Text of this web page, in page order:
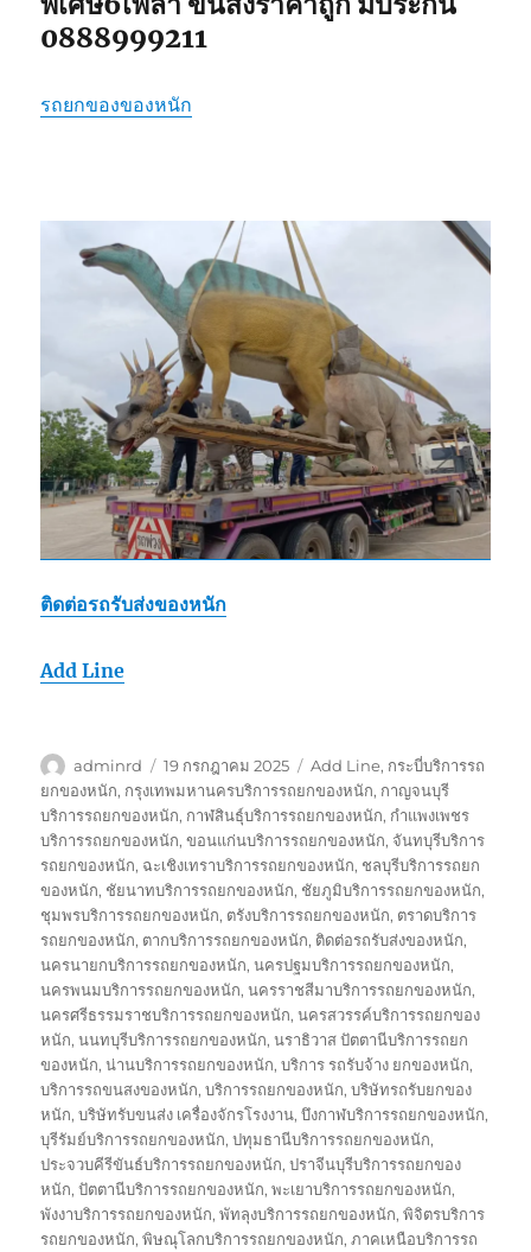
0888999211
รถยกของของหนัก
ติดต่อรถรับส่งของหนัก
Add Line
ผู้
เขียน
adminrd
เขียน
เมื่อ
19 กรกฎาคม 2025
ป้าย
กำกับ
Add Line, กระบี่บริการรถ
ยกของหนัก, กรุงเทพมหานครบริการรถยกของหนัก, กาญจนบุรี
บริการรถยกของหนัก, กาฬสินธุ์บริการรถยกของหนัก, กำแพงเพชร
บริการรถยกของหนัก,ขอนแก่นบริการรถยกของหนัก, จันทบุรีบริการ
รถยกของหนัก, ฉะเชิงเทราบริการรถยกของหนัก, ชลบุรีบริการรถยก
ของหนัก, ชัยนาทบริการรถยกของหนัก, ชัยภูมิบริการรถยกของหนัก,
ชุมพรบริการรถยกของหนัก, ตรังบริการรถยกของหนัก, ตราดบริการ
รถยกของหนัก, ตากบริการรถยกของหนัก, ติดต่อรถรับส่งของหนัก,
นครนายกบริการรถยกของหนัก,นครปฐมบริการรถยกของหนัก,
นครพนมบริการรถยกของหนัก,นครราชสีมาบริการรถยกของหนัก,
นครศรีธรรมราชบริการรถยกของหนัก,นครสวรรค์บริการรถยกของ
หนัก,นนทบุรีบริการรถยกของหนัก,นราธิวาส ปัตตานีบริการรถยก
ของหนัก,น่านบริการรถยกของหนัก,บริการ รถรับจ้าง ยกของหนัก,
บริการรถขนสงของหนัก,บริการรถยกของหนัก,บริษัทรถรับยกของ
หนัก,บริษัทรับขนส่ง เครื่องจักรโรงงาน,บึงกาฬบริการรถยกของหนัก,
บุรีรัมย์บริการรถยกของหนัก,ปทุมธานีบริการรถยกของหนัก,
ประจวบคีรีขันธ์บริการรถยกของหนัก,ปราจีนบุรีบริการรถยกของ
หนัก,ปัตตานีบริการรถยกของหนัก,พะเยาบริการรถยกของหนัก,
พังงาบริการรถยกของหนัก,พัทลุงบริการรถยกของหนัก,พิจิตรบริการ
รถยกของหนัก,พิษณุโลกบริการรถยกของหนัก,ภาคเหนือบริการรถ